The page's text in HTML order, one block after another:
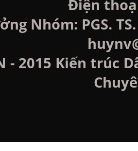
Điện
Nhóm: PGS.
- 2015 Kiến trúc